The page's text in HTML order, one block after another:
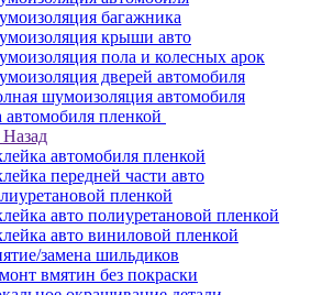
багажника
крыши авто
пола и колесных арок
дверей автомобиля
шумоизоляция автомобиля
пленкой
Назад
автомобиля пленкой
передней части авто
пленкой
авто полиуретановой пленкой
авто виниловой пленкой
замена шильдиков
вмятин без покраски